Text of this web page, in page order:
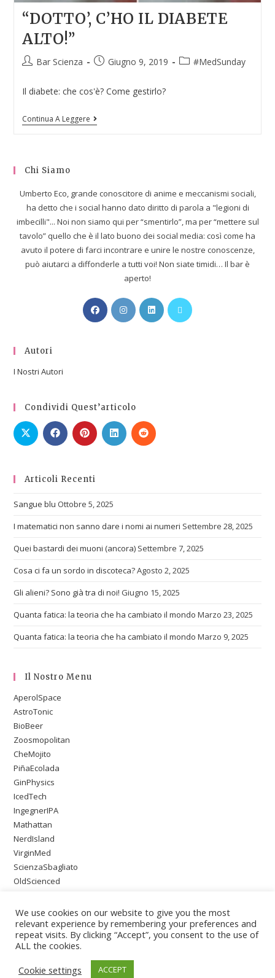
“DOTTO’, C’HO IL DIABETE
ALTO!”
Bar Scienza Giugno 9, 2019 #MedSunday
Il diabete: che cos'è? Come gestirlo?
Continua A Leggere
Chi Siamo
Umberto Eco, grande conoscitore di anime e meccanismi sociali,
ha detto che i social hanno dato diritto di parola a "legioni di
imbecilli"... Noi non siamo qui per “smentirlo”, ma per “mettere sul
tavolo” quello che è il lato buono dei social media: così come ha
avuto il potere di farci incontrare e unire le nostre conoscenze,
può aiutarci a diffonderle a tutti voi! Non siate timidi… Il bar è
aperto!
Autori
I Nostri Autori
Condividi Quest’articolo
Articoli Recenti
Sangue blu Ottobre 5, 2025
I matematici non sanno dare i nomi ai numeri Settembre 28, 2025
Quei bastardi dei muoni (ancora) Settembre 7, 2025
Cosa ci fa un sordo in discoteca?Agosto 2, 2025
Gli alieni? Sono già tra di noi! Giugno 15, 2025
Quanta fatica: la teoria che ha cambiato il mondo Marzo 23, 2025
Quanta fatica: la teoria che ha cambiato il mondo Marzo 9, 2025
Il Nostro Menu
AperolSpace
AstroTonic
BioBeer
Zoosmopolitan
CheMojito
PiñaEcolada
GinPhysics
IcedTech
IngegnerIPA
Mathattan
NerdIsland
VirginMed
ScienzaSbagliato
OldScienced
PsychoOnTheBeach
We use cookies on our website to give you the most
relevant experience by remembering your preferences and
repeat visits. By clicking “Accept”, you consent to the use of
ALL the cookies.
Cookie settings
ACCEPT